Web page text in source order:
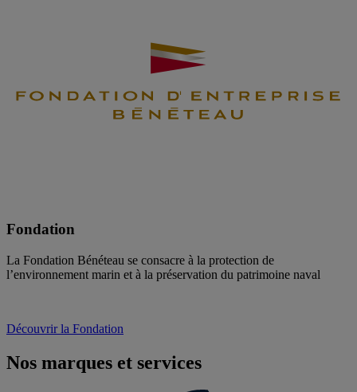
Fondation
La Fondation Bénéteau se consacre à la protection de
l’environnement marin et à la préservation du patrimoine naval
Découvrir la Fondation
Nos marques et services